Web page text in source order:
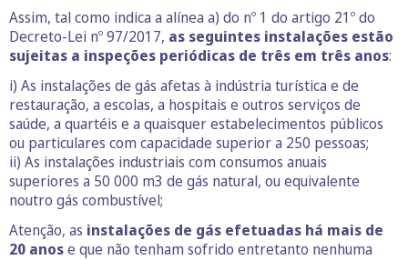
Assim, tal como indica a alínea a) do nº 1 do artigo 21º do
Decreto-Lei nº 97/2017, as seguintes instalações estão
sujeitas a inspeções periódicas de três em três anos:
i) As instalações de gás afetas à indústria turística e de
restauração, a escolas, a hospitais e outros serviços de
saúde, a quartéis e a quaisquer estabelecimentos públicos
ou particulares com capacidade superior a 250 pessoas;
ii) As instalações industriais com consumos anuais
superiores a 50 000 m3 de gás natural, ou equivalente
noutro gás combustível;
Atenção, as instalações de gás efetuadas há mais de
20 anose que não tenham sofrido entretanto nenhuma